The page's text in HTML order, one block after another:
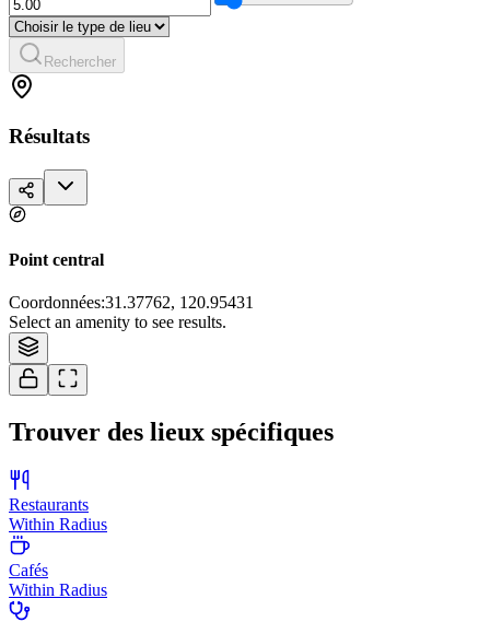
Rechercher
Résultats
Point central
Coordonnées:31.37762, 120.95431
Select an amenity to see results.
Tiles © Esri — Source: Esri, i-cubed, USDA, USGS, AEX, GeoEye,
Getmapping, Aerogrid, IGN, IGP, and the GIS User Community
Trouver des lieux spécifiques
Restaurants
Within Radius
Cafés
Within Radius